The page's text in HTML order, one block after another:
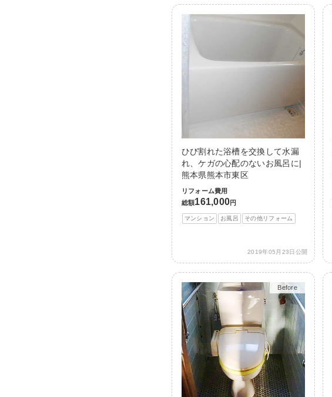
ひび割れた浴槽を交換して水漏
れ、ケガの心配のないお風呂に|
熊本県熊本市東区
リフォーム費用
総額161,000円
マンション お風呂 その他リフォーム
2019年05月23日公開
Before
After